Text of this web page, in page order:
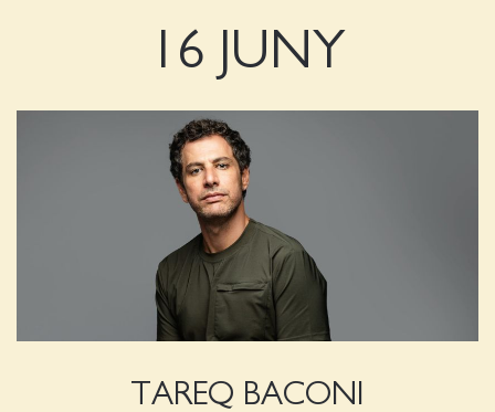
16 JUNY
TAREQ BACONI